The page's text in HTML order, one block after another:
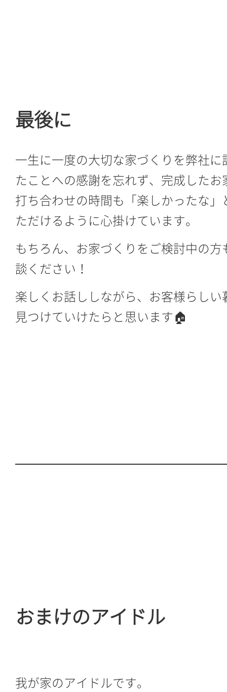
最後に
一生に一度の大切な家づくりを弊社に
たことへの感謝を忘れず、完成した
打ち合わせの時間も「楽しかったな」
ただけるように心掛けています。
もちろん、お家づくりをご検討中の
談ください！
楽しくお話ししながら、お客様らしい
見つけていけたらと思います🏠
おまけのアイドル
我が家のアイドルです。